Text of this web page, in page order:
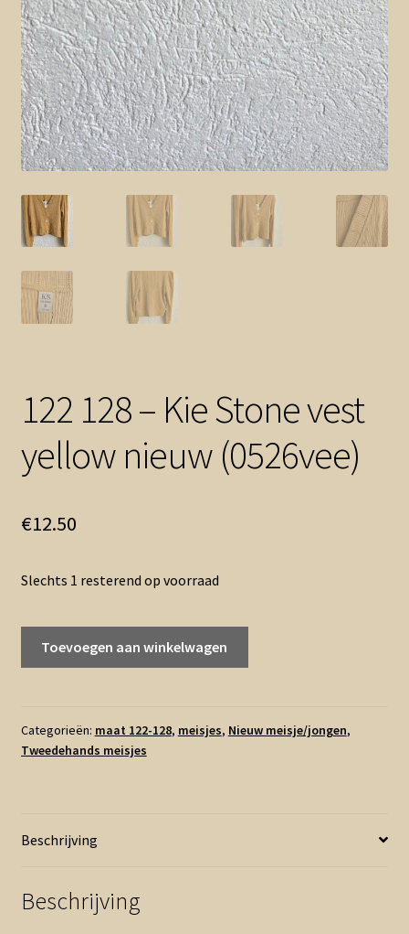
122 128 – Kie Stone vest
yellow nieuw (0526vee)
€12.50
Slechts 1 resterend op voorraad
Stone
vest
aantal
Toevoegen aan winkelwagen
Categorieën: maat 122-128, meisjes, Nieuw meisje/jongen,
Tweedehands meisjes
Beschrijving
Beschrijving